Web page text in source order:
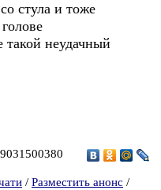
стула и тоже
неудачный
/ Разместить анонс /